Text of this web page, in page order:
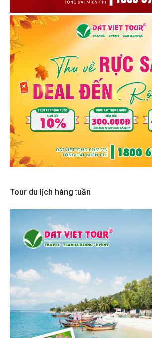
Tour du lịch hàng tuần